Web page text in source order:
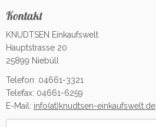
Kontakt
KNUDTSEN Einkaufswelt
Hauptstrasse 20
25899 Niebüll
Telefon: 04661-3321
Telefax: 04661-6259
E-Mail: info(at)knudtsen-einkaufswelt.de